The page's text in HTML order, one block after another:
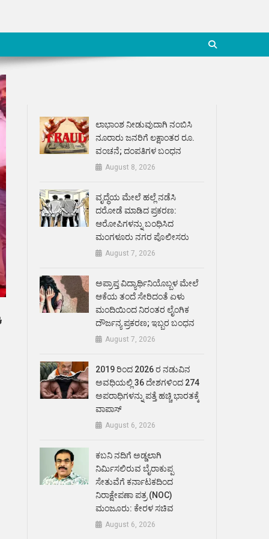
ಲಾಭಾಂಶ ನೀಡುವುದಾಗಿ ನಂಬಿಸಿ
ನೂರಾರು ಜನರಿಗೆ ಲಕ್ಷಾಂತರ ರೂ.
ವಂಚನೆ; ದಂಪತಿಗಳ ಬಂಧನ
August 8, 2026
ವೃದ್ಧೆಯ ಮೇಲೆ ಹಲ್ಲೆ ನಡೆಸಿ
ದರೋಡೆ ಮಾಡಿದ ಪ್ರಕರಣ:
ಆರೋಪಿಗಳನ್ನು ಬಂಧಿಸಿದ
ಮಂಗಳೂರು ನಗರ ಪೊಲೀಸರು
August 7, 2026
ಅಪ್ರಾಪ್ತ ವಿದ್ಯಾರ್ಥಿನಿಯೊಬ್ಬಳ ಮೇಲೆ
ಆಕೆಯ ತಂದೆ ಸೇರಿದಂತೆ ಏಳು
ಮಂದಿಯಿಂದ ನಿರಂತರ ಲೈಂಗಿಕ
ದೌರ್ಜನ್ಯ ಪ್ರಕರಣ; ಇಬ್ಬರ ಬಂಧನ
August 7, 2026
2019 ರಿಂದ 2026 ರ ನಡುವಿನ
ಅವಧಿಯಲ್ಲಿ 36 ದೇಶಗಳಿಂದ 274
ಅಪರಾಧಿಗಳನ್ನು ಪತ್ತೆ ಹಚ್ಚಿ ಭಾರತಕ್ಕೆ
ವಾಪಾಸ್
August 6, 2026
ಕಬನಿ ನದಿಗೆ ಅಡ್ಡಲಾಗಿ
ನಿರ್ಮಿಸಲಿರುವ ಬೈರಾಕುಪ್ಪ
ಸೇತುವೆಗೆ ಕರ್ನಾಟಕದಿಂದ
ನಿರಾಕ್ಷೇಪಣಾ ಪತ್ರ (NOC)
ಮಂಜೂರು: ಕೇರಳ ಸಚಿವ
August 6, 2026